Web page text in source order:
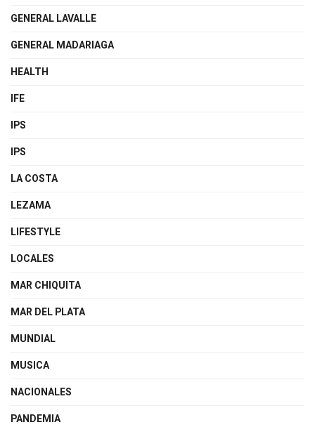
GENERAL LAVALLE
GENERAL MADARIAGA
HEALTH
IFE
IPS
IPS
LA COSTA
LEZAMA
LIFESTYLE
LOCALES
MAR CHIQUITA
MAR DEL PLATA
MUNDIAL
MUSICA
NACIONALES
PANDEMIA